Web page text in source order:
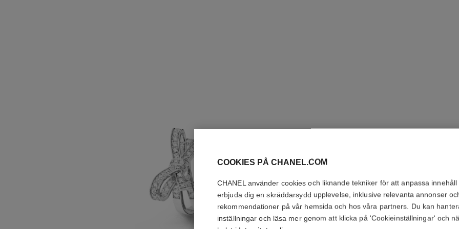
RING
Se detaljer
COOKIES PÅ CHANEL.COM
CHANEL använder cookies och liknande tekniker för att anpassa innehåll
erbjuda dig en skräddarsydd upplevelse, inklusive relevanta annonser
rekommendationer på vår hemsida och hos våra partners. Du kan
inställningar och läsa mer genom att klicka på 'Cookieinställningar' och